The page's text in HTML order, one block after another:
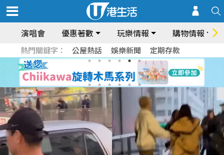
演唱會 優惠著數 玩樂情報 購物情報
熱門關鍵字： 公屋熱話 娛樂新聞 定期存款